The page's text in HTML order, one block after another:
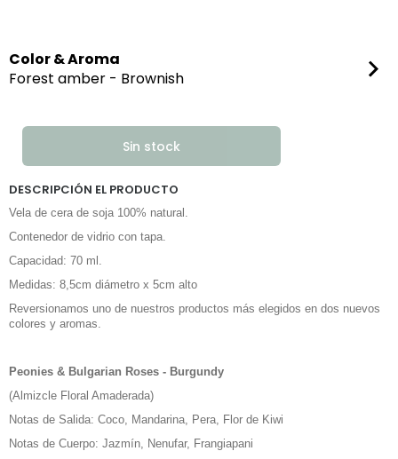
Color & Aroma
Forest amber - Brownish
DESCRIPCIÓN EL PRODUCTO
Vela de cera de soja 100% natural.
Contenedor de vidrio con tapa.
Capacidad: 70 ml.
Medidas: 8,5cm diámetro x 5cm alto
Reversionamos uno de nuestros productos más elegidos en dos nuevos
colores y aromas.
Peonies & Bulgarian Roses - Burgundy
(Almizcle Floral Amaderada)
Notas de Salida: Coco, Mandarina, Pera, Flor de Kiwi
Notas de Cuerpo: Jazmín, Nenufar, Frangiapani